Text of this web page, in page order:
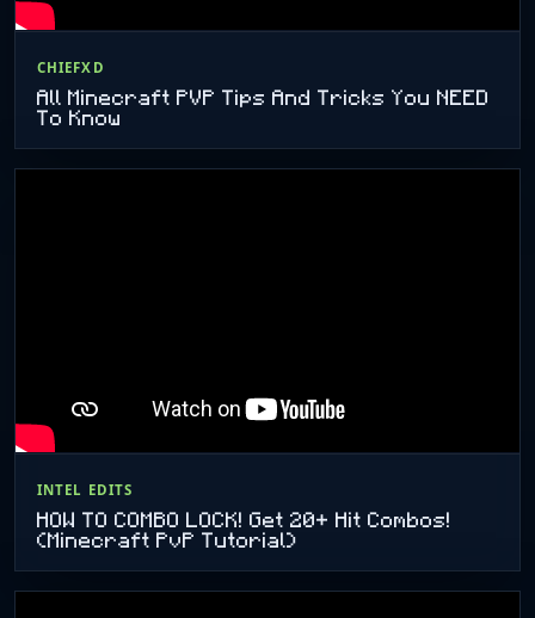
CHIEFXD
All Minecraft PVP Tips And Tricks You NEED
To Know
INTEL EDITS
HOW TO COMBO LOCK! Get 20+ Hit Combos!
(Minecraft PvP Tutorial)